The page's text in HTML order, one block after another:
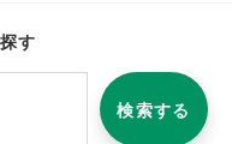
す
検索する